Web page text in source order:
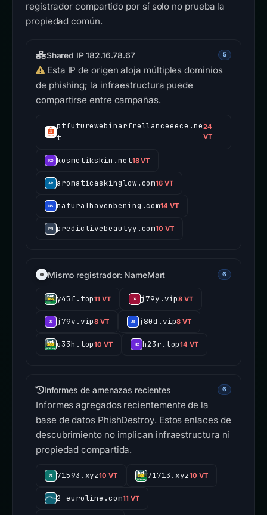
registrador compartido por sí solo no prueba la
propiedad común.
Shared IP 182.16.78.67 5
Esta IP de origen aloja múltiples dominios
de phishing; la infraestructura puede
compartirse entre campañas.
ptfuturewebinarfrellanceeece.ne
t
24
VT
kosmetikskin.net18 VT
aromaticaskinglow.com16 VT
naturalhavenbening.com14 VT
predictivebeautyy.com10 VT
Mismo registrador: NameMart 6
y45f.top11 VT j79y.vip8 VT
j79v.vip8 VT j80d.vip8 VT
u33h.top10 VT h23r.top14 VT
Informes de amenazas recientes 6
Informes agregados recientemente de la
base de datos PhishDestroy. Estos enlaces de
descubrimiento no implican infraestructura ni
propiedad compartida.
71593.xyz10 VT 71713.xyz10 VT
2-euroline.com11 VT